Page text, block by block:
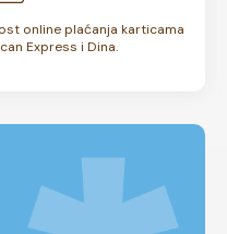
online plaćanja karticama
Express i Dina.